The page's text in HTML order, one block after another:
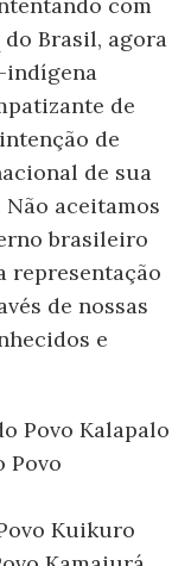
do Brasil, agora
de
de
de sua
aceitamos
brasileiro
representação
de nossas
e
Povo Kalapalo
Povo
Kuikuro